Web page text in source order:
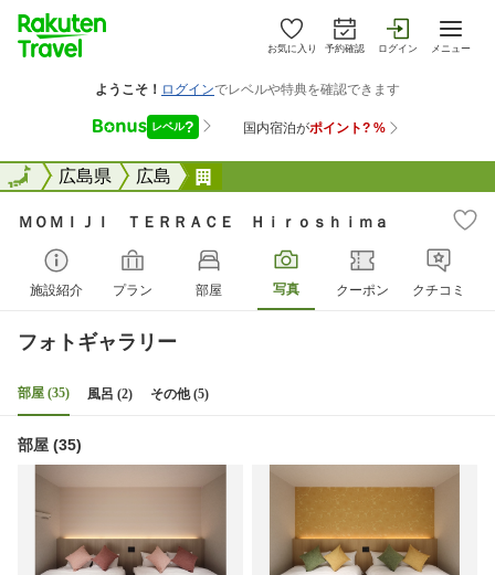
お気に入り 予約確認 ログイン メニュー
全国広島県 広島
全国
ＭＯＭＩＪＩ ＴＥＲＲＡＣＥ Ｈｉｒｏｓｈｉｍａ
施設紹介 プラン 部屋 写真 クーポン クチコミ
フォトギャラリー
部屋 (35) 風呂 (2) その他 (5)
部屋 (35)